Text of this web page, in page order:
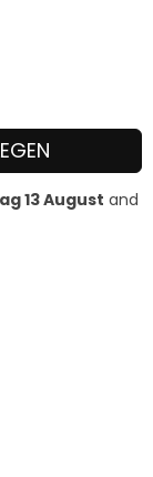
13 August and